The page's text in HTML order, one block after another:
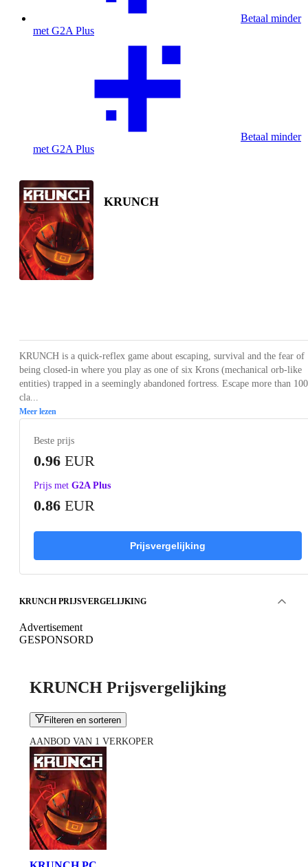
Betaal minder
met G2A Plus
Betaal minder
met G2A Plus
KRUNCH
KRUNCH is a quick-reflex game about escaping, survival and the fear of
being closed-in where you play as one of six Krons (mechanical orb-like
entities) trapped in a seemingly abandoned fortress. Escape more than 100
cla...
Meer lezen
Beste prijs
0.96 EUR
Prijs met G2A Plus
0.86 EUR
Prijsvergelijking
KRUNCH PRIJSVERGELIJKING
Advertisement
GESPONSORD
KRUNCH Prijsvergelijking
Filteren en sorteren
AANBOD VAN 1 VERKOPER